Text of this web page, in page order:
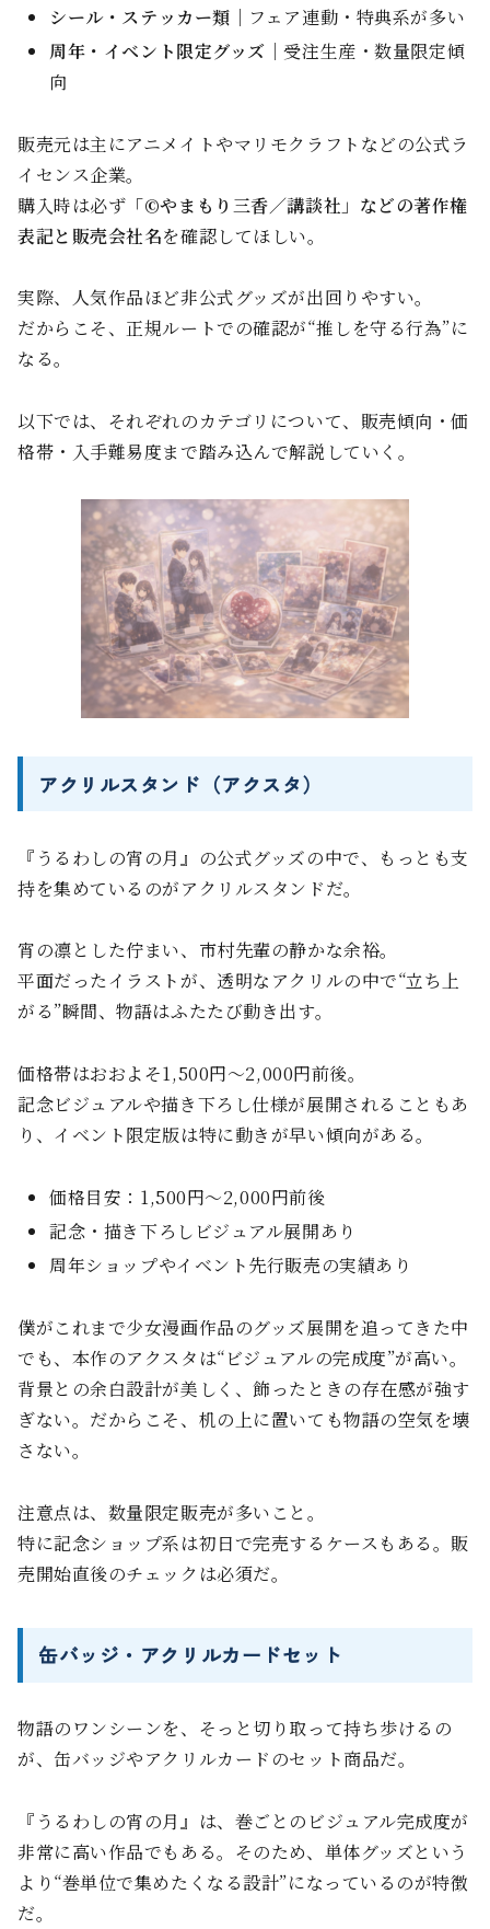
シール・ステッカー類 ｜フェア連動・特典系が多い
周年・イベント限定グッズ ｜受注生産・数量限定傾
向
販売元は主にアニメイトやマリモクラフトなどの公式ラ
イセンス企業。
購入時は必ず 「©やまもり三香／講談社」などの著作権
表記と販売会社名を確認してほしい。
実際、人気作品ほど非公式グッズが出回りやすい。
だからこそ、正規ルートでの確認が“推しを守る行為”に
なる。
以下では、それぞれのカテゴリについて、販売傾向・価
格帯・入手難易度まで踏み込んで解説していく。
アクリルスタンド（アクスタ）
『うるわしの宵の月』の公式グッズの中で、もっとも支
持を集めているのがアクリルスタンドだ。
宵の凛とした佇まい、市村先輩の静かな余裕。
平面だったイラストが、透明なアクリルの中で“立ち上
がる”瞬間、物語はふたたび動き出す。
価格帯はおおよそ1,500円〜2,000円前後。
記念ビジュアルや描き下ろし仕様が展開されることもあ
り、イベント限定版は特に動きが早い傾向がある。
価格目安：1,500円〜2,000円前後
記念・描き下ろしビジュアル展開あり
周年ショップやイベント先行販売の実績あり
僕がこれまで少女漫画作品のグッズ展開を追ってきた中
でも、本作のアクスタは“ビジュアルの完成度”が高い。
背景との余白設計が美しく、飾ったときの存在感が強す
ぎない。だからこそ、机の上に置いても物語の空気を壊
さない。
注意点は、数量限定販売が多いこと。
特に記念ショップ系は初日で完売するケースもある。販
売開始直後のチェックは必須だ。
缶バッジ・アクリルカードセット
物語のワンシーンを、そっと切り取って持ち歩けるの
が、缶バッジやアクリルカードのセット商品だ。
『うるわしの宵の月』は、巻ごとのビジュアル完成度が
非常に高い作品でもある。そのため、単体グッズという
より“巻単位で集めたくなる設計”になっているのが特徴
だ。